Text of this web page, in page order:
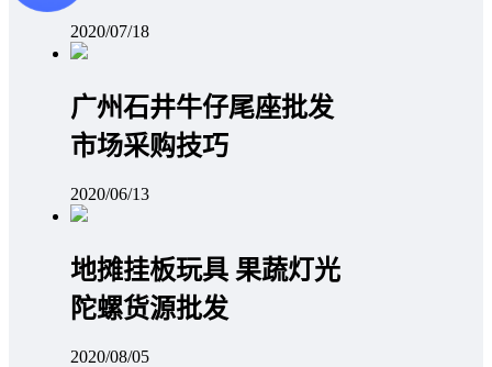
2020/07/18
广州石井牛仔尾座批发
市场采购技巧
2020/06/13
地摊挂板玩具 果蔬灯光
陀螺货源批发
2020/08/05